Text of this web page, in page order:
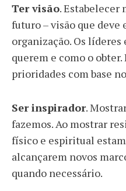
Ter visão. Estabelecer
futuro – visão que deve
organização. Os
querem e como o
prioridades com base
Ser inspirador.
fazemos. Ao mostrar
físico e espiritual
alcançarem novos
quando necessário.